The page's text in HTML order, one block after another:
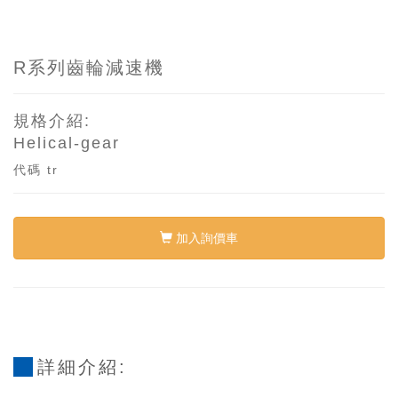
R系列齒輪減速機
規格介紹:
Helical-gear
代碼 tr
加入詢價車
詳細介紹: